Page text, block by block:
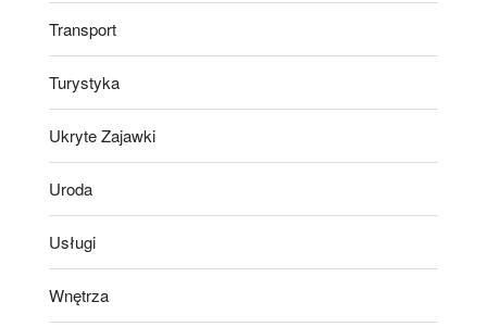
Transport
Turystyka
Ukryte Zajawki
Uroda
Usługi
Wnętrza